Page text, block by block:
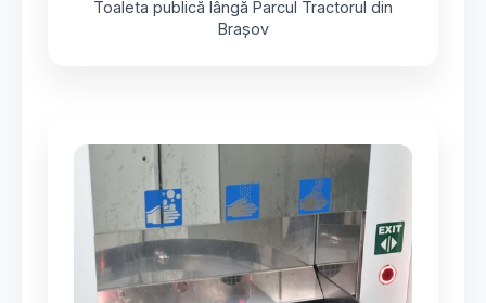
Toaleta publică lângă Parcul Tractorul din
Brașov